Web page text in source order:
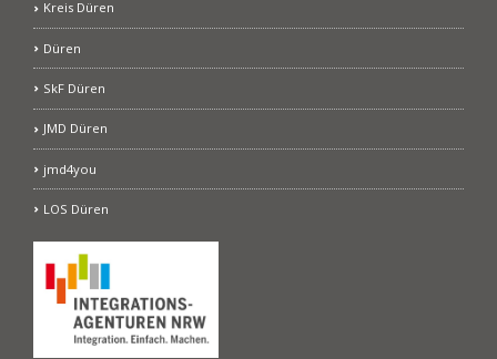
Kreis Düren
Düren
SkF Düren
JMD Düren
jmd4you
LOS Düren